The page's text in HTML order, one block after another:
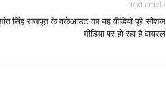
Next article
सिंह राजपूत के वर्कआउट का यह वीडियो पूरे सोशल
मीडिया पर हो रहा है वायरल